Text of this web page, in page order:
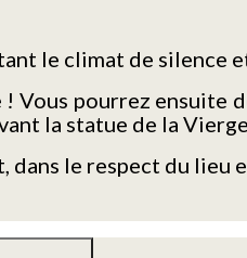
le climat de silence
Vous pourrez ensuite
la statue de la
le respect du